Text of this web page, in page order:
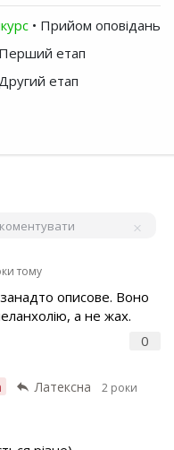
• Прийом оповідань
етап
етап
тому
0
занадто описове. Воно
а не жах.
Латексна
2 роки